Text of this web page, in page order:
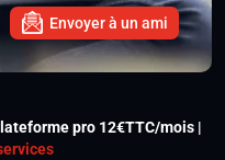
Envoyer à un ami
pro 12€TTC/mois |